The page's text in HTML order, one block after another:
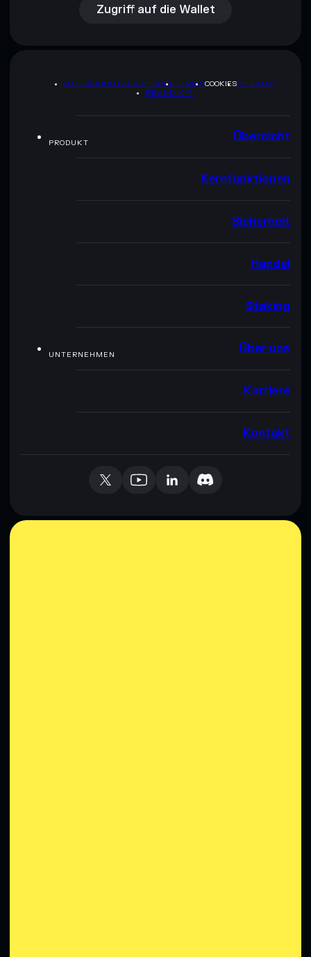
Zugriff auf die Wallet
DATENSCHUTZRICHTLINIETERMSCOOKIESSITEMAP
BRAND-KIT
PRODUKT Übersicht
Kernfunktionen
Sicherheit
Handel
Staking
UNTERNEHMEN Über uns
Karriere
Kontakt